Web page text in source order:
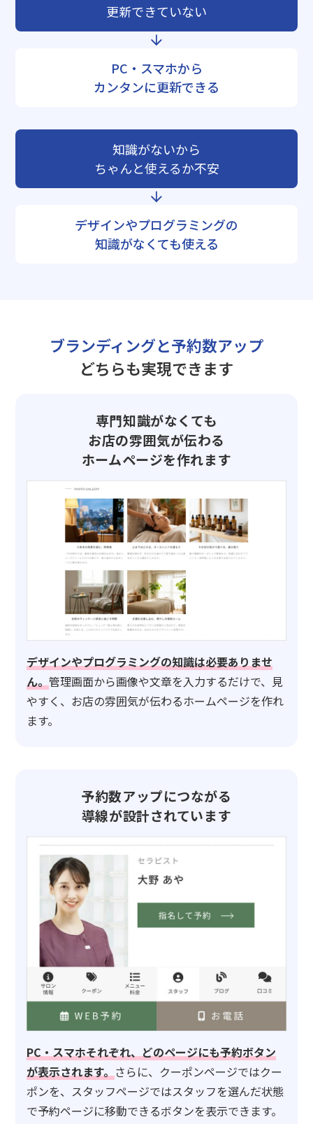
更新できていない
PC・スマホから
カンタンに更新できる
知識がないから
ちゃんと使えるか不安
デザインやプログラミングの
知識がなくても使える
ブランディングと予約数アップ
どちらも実現できます
専門知識がなくても
お店の雰囲気が伝わる
ホームページを作れます
デザインやプログラミングの知識は必要ありませ
ん。管理画面から画像や文章を入力するだけで、見
やすく、お店の雰囲気が伝わるホームページを作れ
ます。
予約数アップにつながる
導線が設計されています
PC・スマホそれぞれ、どのページにも予約ボタン
が表示されます。さらに、クーポンページではクー
ポンを、スタッフページではスタッフを選んだ状態
で予約ページに移動できるボタンを表示できます。